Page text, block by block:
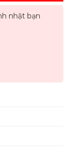
nhật bạn